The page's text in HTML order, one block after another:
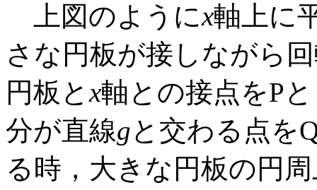
上図のようにx軸上に
さな円板が接しながら
円板とx軸との接点をP
分が直線gと交わる点を
る時，大きな円板の円